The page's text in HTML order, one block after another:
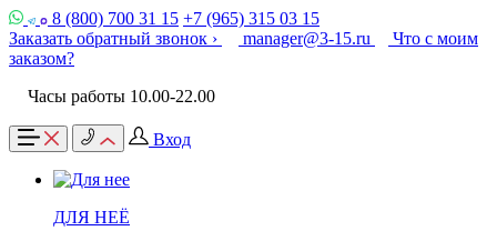
8 (800) 700 31 15 +7 (965) 315 03 15
Заказать обратный звонок ›
manager@3-15.ru
Что с моим
заказом?
Часы работы 10.00-22.00
Вход
ДЛЯ НЕЁ